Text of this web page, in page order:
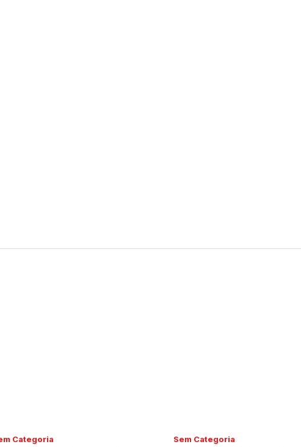
Categoria Sem Categoria